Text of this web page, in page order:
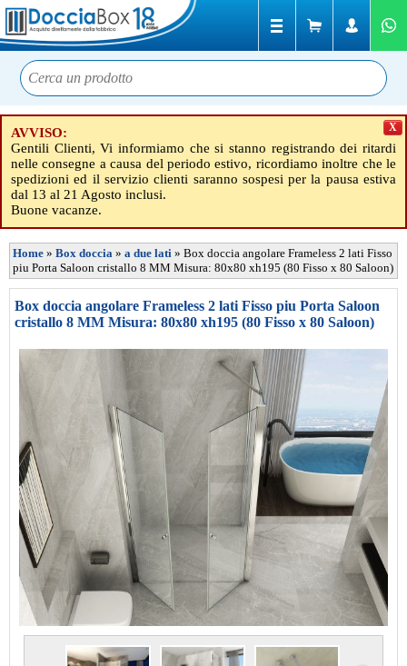
AVVISO:
Gentili Clienti, Vi informiamo che si stanno registrando dei ritardi
nelle consegne a causa del periodo estivo, ricordiamo inoltre che le
spedizioni ed il servizio clienti saranno sospesi per la pausa estiva
dal 13 al 21 Agosto inclusi.
Buone vacanze.
X
Home » Box doccia » a due lati » Box doccia angolare Frameless 2 lati Fisso
piu Porta Saloon cristallo 8 MM Misura: 80x80 xh195 (80 Fisso x 80 Saloon)
Box doccia angolare Frameless 2 lati Fisso piu Porta Saloon
cristallo 8 MM Misura: 80x80 xh195 (80 Fisso x 80 Saloon)